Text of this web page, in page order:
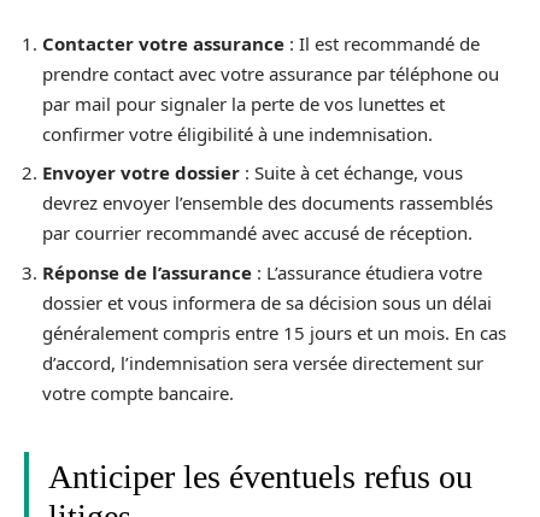
Contacter votre assurance : Il est recommandé de
prendre contact avec votre assurance par téléphone ou
par mail pour signaler la perte de vos lunettes et
confirmer votre éligibilité à une indemnisation.
Envoyer votre dossier : Suite à cet échange, vous
devrez envoyer l’ensemble des documents rassemblés
par courrier recommandé avec accusé de réception.
Réponse de l’assurance : L’assurance étudiera votre
dossier et vous informera de sa décision sous un délai
généralement compris entre 15 jours et un mois. En cas
d’accord, l’indemnisation sera versée directement sur
votre compte bancaire.
Anticiper les éventuels refus ou